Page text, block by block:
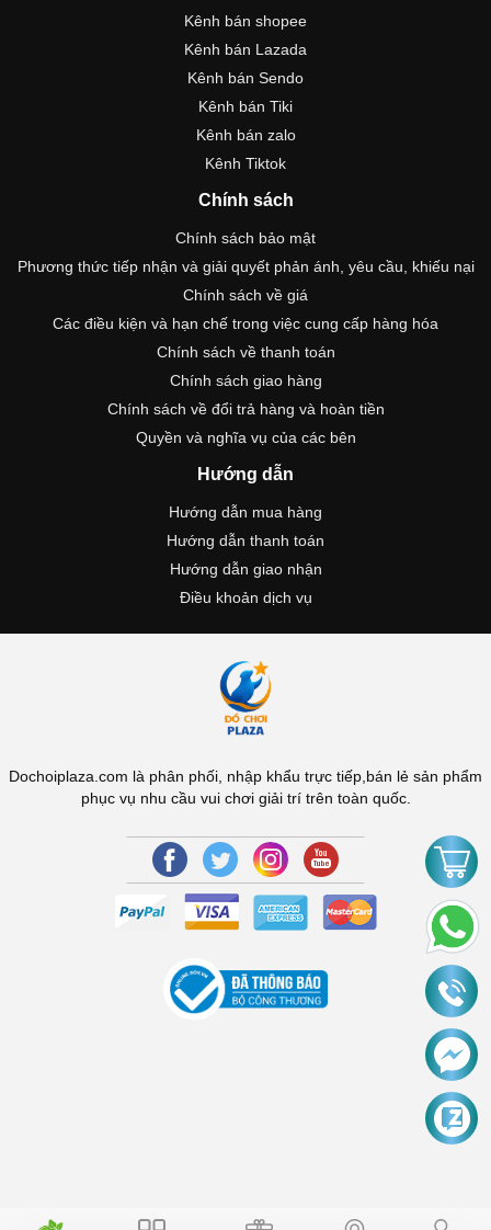
Kênh bán shopee
Kênh bán Lazada
Kênh bán Sendo
Kênh bán Tiki
Kênh bán zalo
Kênh Tiktok
Chính sách
Chính sách bảo mật
Phương thức tiếp nhận và giải quyết phản ánh, yêu cầu, khiếu nại
Chính sách về giá
Các điều kiện và hạn chế trong việc cung cấp hàng hóa
Chính sách về thanh toán
Chính sách giao hàng
Chính sách về đổi trả hàng và hoàn tiền
Quyền và nghĩa vụ của các bên
Hướng dẫn
Hướng dẫn mua hàng
Hướng dẫn thanh toán
Hướng dẫn giao nhận
Điều khoản dịch vụ
Dochoiplaza.com là phân phối, nhập khẩu trực tiếp,bán lẻ sản phẩm
phục vụ nhu cầu vui chơi giải trí trên toàn quốc.